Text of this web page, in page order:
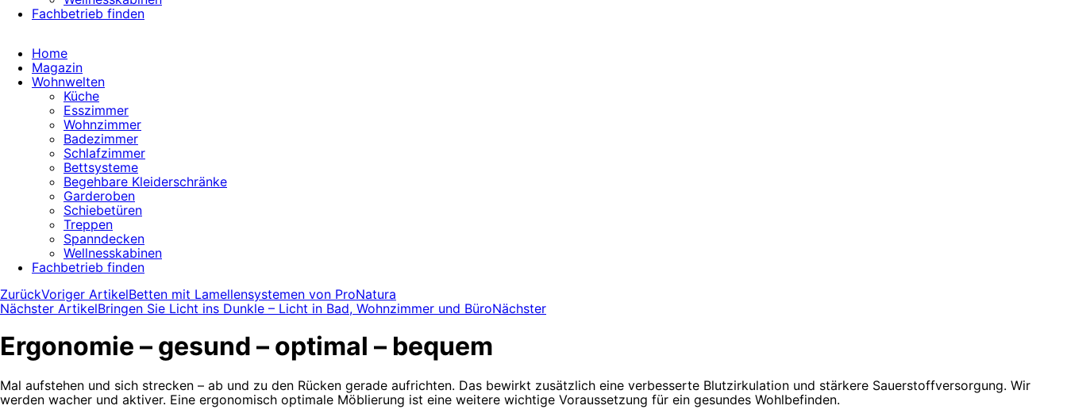
Fachbetrieb finden
Home
Magazin
Wohnwelten
Küche
Esszimmer
Wohnzimmer
Badezimmer
Schlafzimmer
Bettsysteme
Begehbare Kleiderschränke
Garderoben
Schiebetüren
Treppen
Spanndecken
Wellnesskabinen
Fachbetrieb finden
ZurückVoriger ArtikelBetten mit Lamellensystemen von ProNatura
Nächster ArtikelBringen Sie Licht ins Dunkle – Licht in Bad, Wohnzimmer und BüroNächster
Ergonomie – gesund – optimal – bequem
Mal aufstehen und sich strecken – ab und zu den Rücken gerade aufrichten. Das bewirkt zusätzlich eine verbesserte Blutzirkulation und stärkere Sauerstoffversorgung. Wir
werden wacher und aktiver. Eine ergonomisch optimale Möblierung ist eine weitere wichtige Voraussetzung für ein gesundes Wohlbefinden.